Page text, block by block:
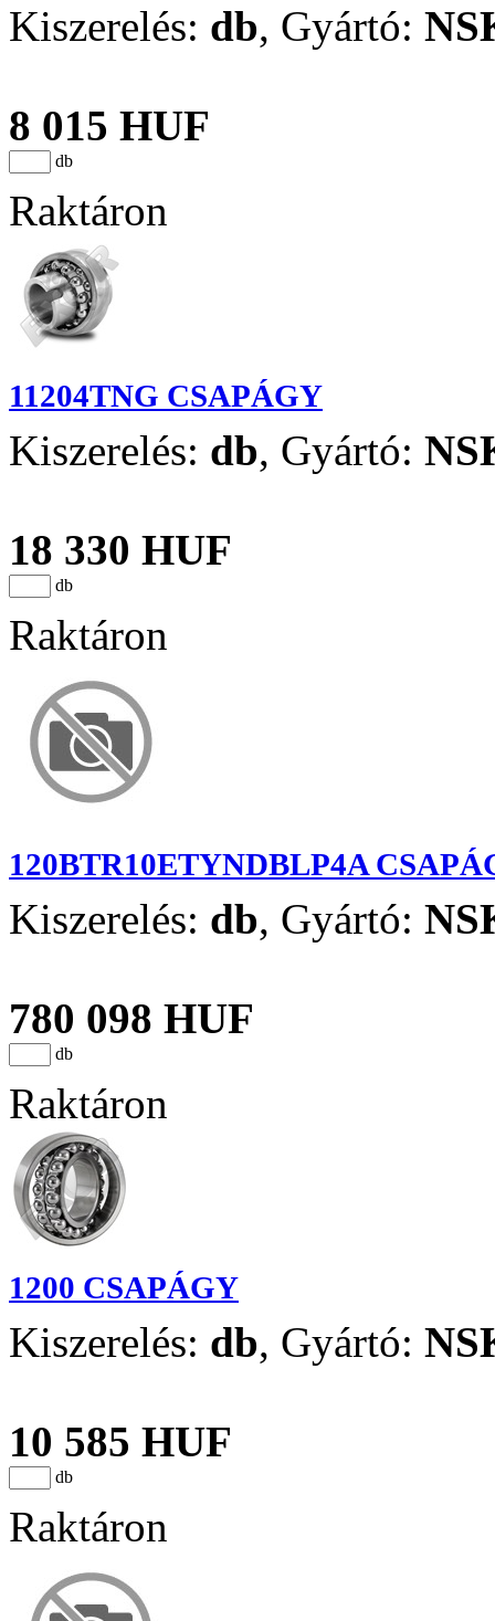
Kiszerelés: db, Gyártó:
8 015 HUF
db
Raktáron
11204TNG CSAPÁGY
Kiszerelés: db, Gyártó:
18 330 HUF
db
Raktáron
120BTR10ETYNDBLP4A
Kiszerelés: db, Gyártó:
780 098 HUF
db
Raktáron
1200 CSAPÁGY
Kiszerelés: db, Gyártó:
10 585 HUF
db
Raktáron